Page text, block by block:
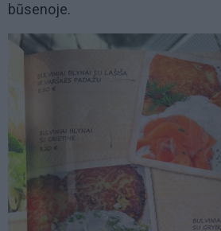
būsenoje.